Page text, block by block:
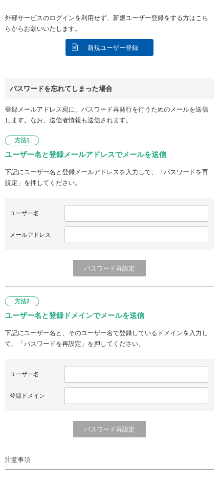
外部サービスのログインを利用せず、新規ユーザー登録をする方はこち
らからお願いいたします。
新規ユーザー登録
パスワードを忘れてしまった場合
登録メールアドレス宛に、パスワード再発行を行うためのメールを送信
します。なお、送信者情報も送信されます。
方法1
ユーザー名と登録メールアドレスでメールを送信
下記にユーザー名と登録メールアドレスを入力して、「パスワードを再
設定」を押してください。
ユーザー名
メールアドレス
方法2
ユーザー名と登録ドメインでメールを送信
下記にユーザー名と、そのユーザー名で登録しているドメインを入力し
て、「パスワードを再設定」を押してください。
ユーザー名
登録ドメイン
注意事項